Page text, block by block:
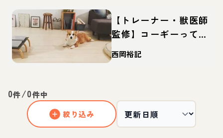
【トレーナー・獣医師
監修】コーギーってど
んな犬？性格・特徴・
育て方・迎え方
西岡裕記
0件/0件中
絞り込み